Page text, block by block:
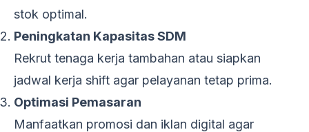
stok optimal.
Peningkatan Kapasitas SDM
Rekrut tenaga kerja tambahan atau siapkan
jadwal kerja shift agar pelayanan tetap prima.
Optimasi Pemasaran
Manfaatkan promosi dan iklan digital agar